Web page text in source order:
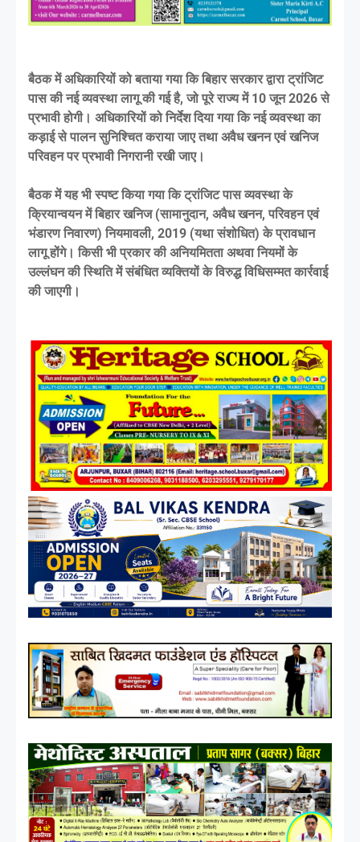
बैठक में अधिकारियों को बताया गया कि बिहार सरकार द्वारा ट्रांजिट
पास की नई व्यवस्था लागू की गई है, जो पूरे राज्य में 10 जून 2026 से
प्रभावी होगी। अधिकारियों को निर्देश दिया गया कि नई व्यवस्था का
कड़ाई से पालन सुनिश्चित कराया जाए तथा अवैध खनन एवं खनिज
परिवहन पर प्रभावी निगरानी रखी जाए।
बैठक में यह भी स्पष्ट किया गया कि ट्रांजिट पास व्यवस्था के
क्रियान्वयन में बिहार खनिज (सामानुदान, अवैध खनन, परिवहन एवं
भंडारण निवारण) नियमावली, 2019 (यथा संशोधित) के प्रावधान
लागू होंगे। किसी भी प्रकार की अनियमितता अथवा नियमों के
उल्लंघन की स्थिति में संबंधित व्यक्तियों के विरुद्ध विधिसम्मत कार्रवाई
की जाएगी।